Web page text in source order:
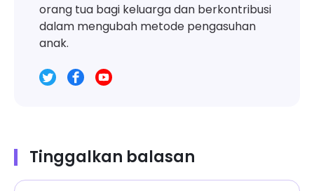
orang tua bagi keluarga dan berkontribusi
dalam mengubah metode pengasuhan
anak.
Tinggalkan balasan